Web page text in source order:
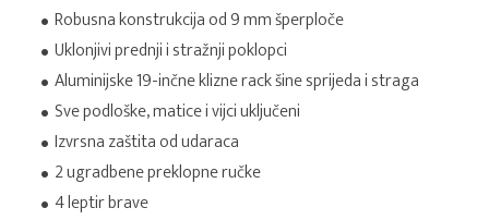
Robusna konstrukcija od 9 mm šperploče
Uklonjivi prednji i stražnji poklopci
Aluminijske 19-inčne klizne rack šine sprijeda i straga
Sve podloške, matice i vijci uključeni
Izvrsna zaštita od udaraca
2 ugradbene preklopne ručke
4 leptir brave